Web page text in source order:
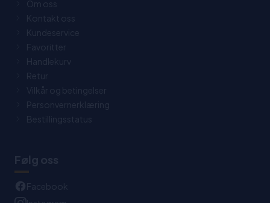
Om oss
Kontakt oss
Kundeservice
Favoritter
Handlekurv
Retur
Vilkår og betingelser
Personvernerklæring
Bestillingsstatus
Følg oss
Facebook